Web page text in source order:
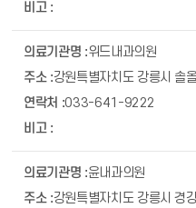
위드내과의원
강원특별자치도 강릉시 솔
033-641-9222
윤내과의원
강원특별자치도 강릉시